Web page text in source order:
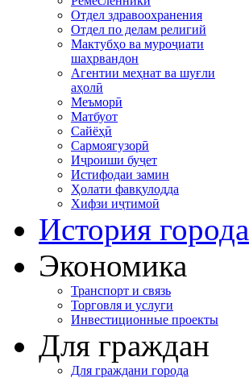
Отдел здравоохранения
Отдел по делам религий
Мактубҳо ва муроҷиати
шаҳрвандон
Агентии меҳнат ва шуғли
аҳолӣ
Меъморӣ
Матбуот
Сайёҳӣ
Сармоягузорӣ
Иҷроиши буҷет
Истифодаи замин
Ҳолати фавқулодда
Хифзи иҷтимоӣ
История города
Экономика
Транспорт и связь
Торговля и услуги
Инвестиционные проекты
Для граждан
Для граждани города